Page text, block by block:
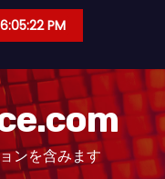
6:05:22 PM
ンを含みます